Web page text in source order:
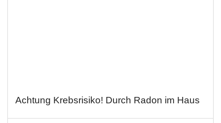
Achtung Krebsrisiko! Durch Radon im Haus